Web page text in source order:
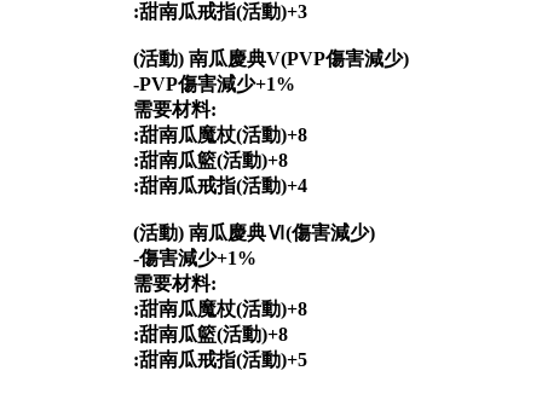
:甜南瓜戒指(活動)+3
(活動) 南瓜慶典V(PVP傷害減少)
-PVP傷害減少+1%
需要材料:
:甜南瓜魔杖(活動)+8
:甜南瓜籃(活動)+8
:甜南瓜戒指(活動)+4
(活動) 南瓜慶典Ⅵ(傷害減少)
-傷害減少+1%
需要材料:
:甜南瓜魔杖(活動)+8
:甜南瓜籃(活動)+8
:甜南瓜戒指(活動)+5